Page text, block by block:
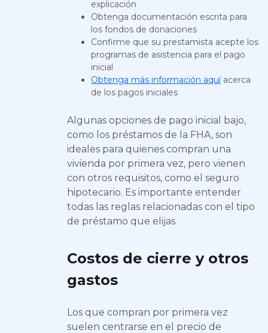
explicación
Obtenga documentación escrita para
los fondos de donaciones
Confirme que su prestamista acepte los
programas de asistencia para el pago
inicial
Obtenga más información aquíacerca
de los pagos iniciales
Algunas opciones de pago inicial bajo,
como los préstamos de la FHA, son
ideales para quienes compran una
vivienda por primera vez, pero vienen
con otros requisitos, como el seguro
hipotecario. Es importante entender
todas las reglas relacionadas con el tipo
de préstamo que elijas.
Costos de cierre y otros
gastos
Los que compran por primera vez
suelen centrarse en el precio de